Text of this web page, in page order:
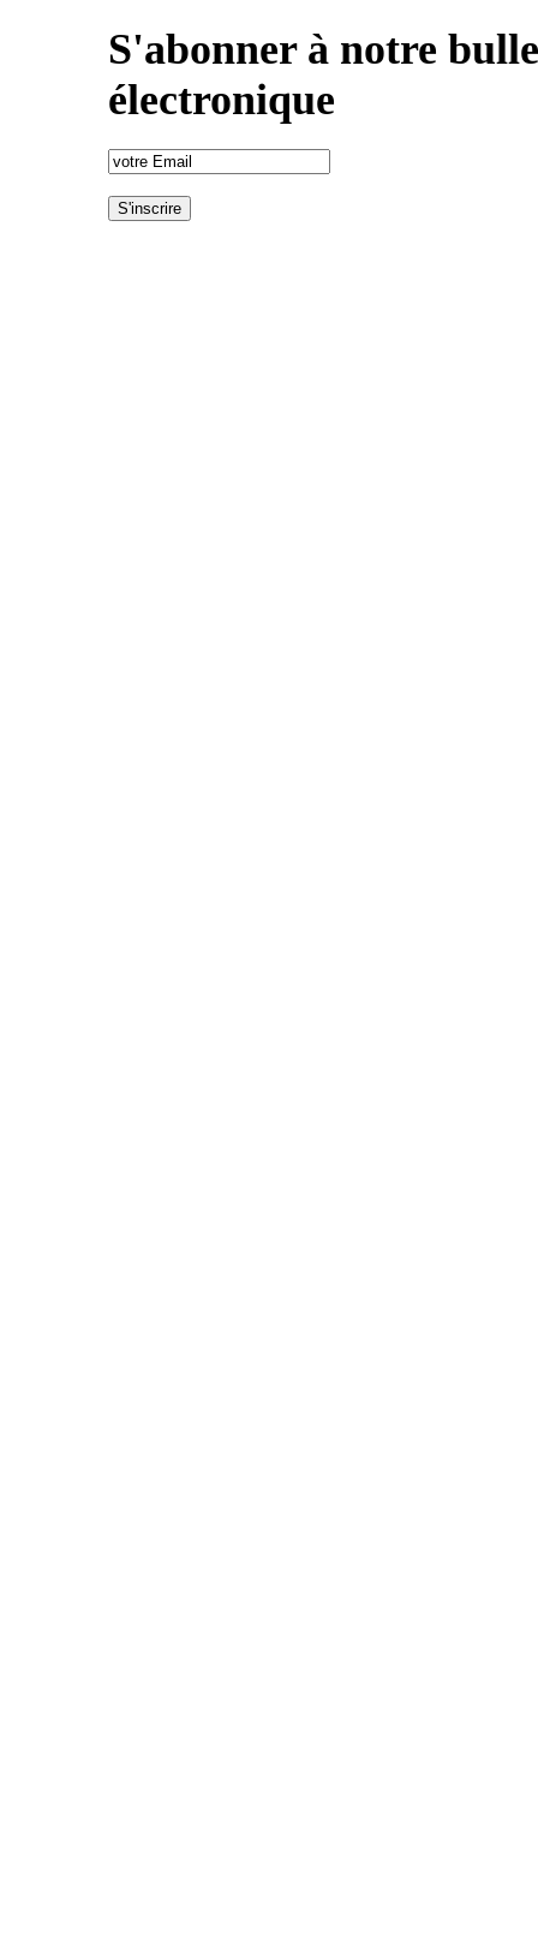
S'abonner à notre
électronique